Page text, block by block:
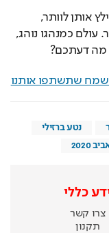
אפשר להגיד שזה המצב המורכב הוא שאילץ אותן לוותר,
ואפשר גם לטעון שיכלו להתאמץ מעט יותר. עולם כמנהגו נוהג,
דעתכם?
שתשתפו אותנו
נטע ברזילי
כללי
קשר
תקנון